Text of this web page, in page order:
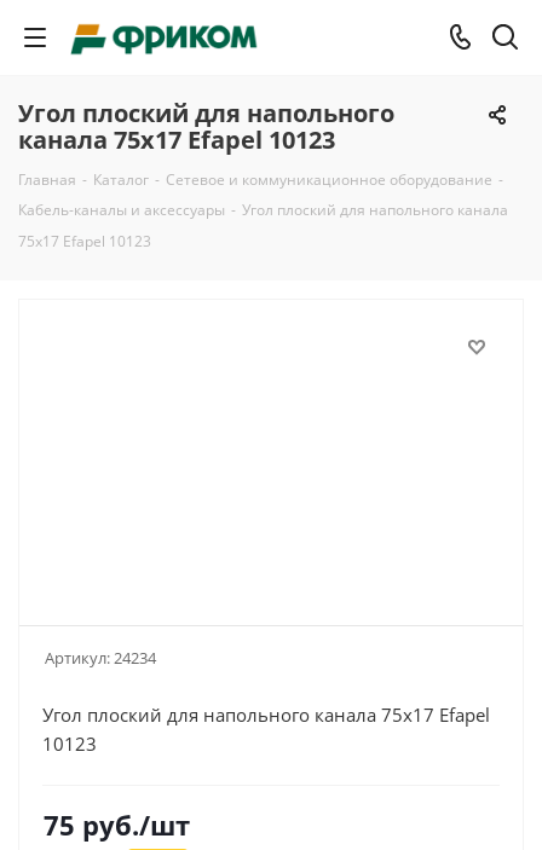
Угол плоский для напольного
канала 75х17 Efapel 10123
Главная - Каталог - Сетевое и коммуникационное оборудование -
Кабель-каналы и аксессуары - Угол плоский для напольного канала
75х17 Efapel 10123
Артикул:24234
Угол плоский для напольного канала 75х17 Efapel
10123
75 руб./шт